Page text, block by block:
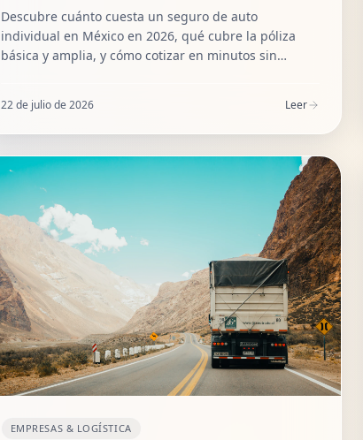
Descubre cuánto cuesta un seguro de auto
individual en México en 2026, qué cubre la póliza
básica y amplia, y cómo cotizar en minutos sin
22 de julio de 2026 Leer
EMPRESAS & LOGÍSTICA